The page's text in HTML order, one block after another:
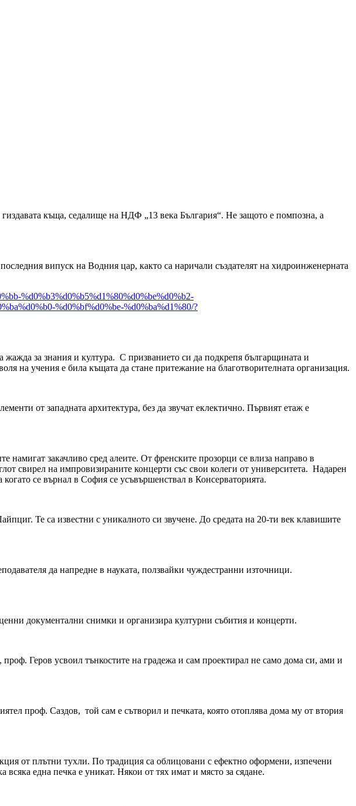
къща, седалище на НДФ „13 века България“. Не защото е помпозна, а
випуск на Водния цар, както са наричали създателят на хидроинженерната
%d0%b3%d0%b5%d1%80%d0%be%d0%b2-
%d0%bf%d0%be-%d0%ba%d1%80/?
за знания и култура. С призванието си да подкрепя българщината и
на учения е била къщата да стане притежание на благотворителната организация.
от западната архитектура, без да звучат еклектично. Първият етаж е
намигат закачливо сред алеите. От френските прозорци се влиза направо в
свирел на импровизираните концерти със свои колеги от университета. Надарен
се върнал в София се усъвършенствал в Консерваторията.
Те са известни с уникалното си звучене. До средата на 20-ти век клавишите
да напредне в науката, ползвайки чуждестранни източници.
документални снимки и организира културни събития и концерти.
Геров усвоил тънкостите на градежа и сам проектирал не само дома си, ами и
проф. Саздов, той сам е сътворил и печката, която отоплява дома му от втория
от плътни тухли. По традиция са облицовани с ефектно оформени, изпечени
една печка е уникат. Някои от тях имат и място за сядане.